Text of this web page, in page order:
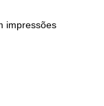
impressões